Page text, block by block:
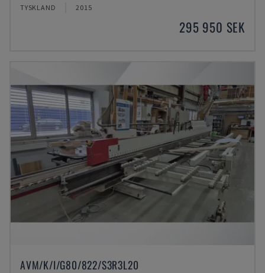
TYSKLAND 2015
295 950 SEK
AVM/K/I/G80/822/S3R3L20